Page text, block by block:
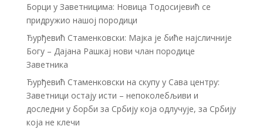
Борци у Заветницима: Новица Тодосијевић се
придружио нашој породици
Ђурђевић Стаменковски: Мајка је биће најсличније
Богу – Дајана Рашкај нови члан породице
Заветника
Ђурђевић Стаменковски на скупу у Сава центру:
Заветници остају исти – непоколебљиви и
доследни у борби за Србију која одлучује, за Србију
која не клечи